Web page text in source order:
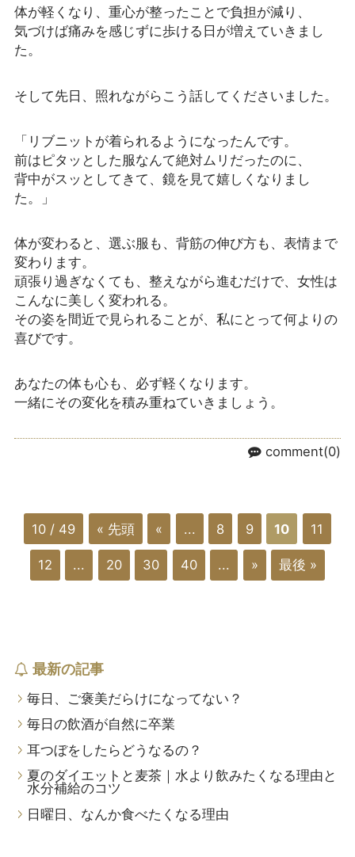
体が軽くなり、重心が整ったことで負担が減り、
気づけば痛みを感じずに歩ける日が増えていきまし
た。
そして先日、照れながらこう話してくださいました。
「リブニットが着られるようになったんです。
前はピタッとした服なんて絶対ムリだったのに、
背中がスッとしてきて、鏡を見て嬉しくなりまし
た。」
体が変わると、選ぶ服も、背筋の伸び方も、表情まで
変わります。
頑張り過ぎなくても、整えながら進むだけで、女性は
こんなに美しく変われる。
その姿を間近で見られることが、私にとって何よりの
喜びです。
あなたの体も心も、必ず軽くなります。
一緒にその変化を積み重ねていきましょう。
comment(0)
10 / 49 « 先頭 « ... 8 9 10 11
12 ... 20 30 40 ... » 最後 »
最新の記事
毎日、ご褒美だらけになってない？
毎日の飲酒が自然に卒業
耳つぼをしたらどうなるの？
夏のダイエットと麦茶｜水より飲みたくなる理由と
水分補給のコツ
日曜日、なんか食べたくなる理由